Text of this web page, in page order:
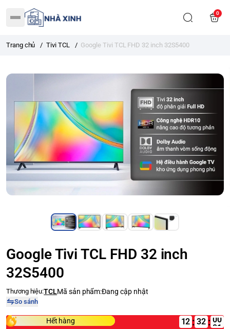
0
Trang chủ / Tivi TCL / Google Tivi TCL FHD 32 inch 32S5400
Google Tivi TCL FHD 32 inch
32S5400
Thương hiệu:TCLMã sản phẩm:Đang cập nhật
So sánh
Hết hàng 12 : :